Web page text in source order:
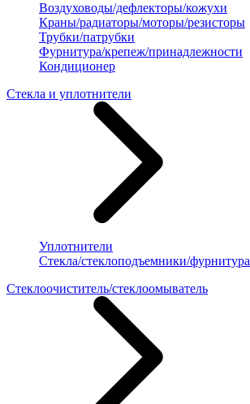
Воздуховоды/дефлекторы/кожухи
Краны/радиаторы/моторы/резисторы
Трубки/патрубки
Фурнитура/крепеж/принадлежности
Кондиционер
Стекла и уплотнители
Уплотнители
Стекла/стеклоподъемники/фурнитура
Стеклоочиститель/стеклоомыватель